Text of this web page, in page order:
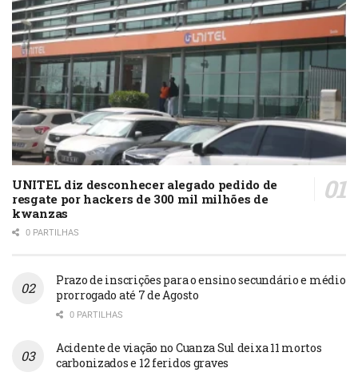
UNITEL diz desconhecer alegado pedido de
resgate por hackers de 300 mil milhões de
kwanzas
0 PARTILHAS
Prazo de inscrições para o ensino secundário e médio
prorrogado até 7 de Agosto
0 PARTILHAS
Acidente de viação no Cuanza Sul deixa 11 mortos
carbonizados e 12 feridos graves